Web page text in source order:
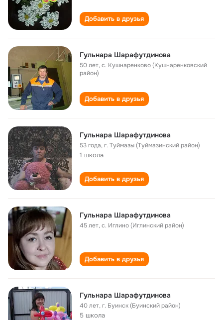
Добавить в друзья
Гульнара Шарафутдинова
50 лет,с. Кушнаренково (Кушнаренковский
район)
Добавить в друзья
Гульнара Шарафутдинова
53 года,г. Туймазы (Туймазинский район)
1 школа
Добавить в друзья
Гульнара Шарафутдинова
45 лет,с. Иглино (Иглинский район)
Добавить в друзья
Гульнара Шарафутдинова
40 лет,г. Буинск (Буинский район)
5 школа